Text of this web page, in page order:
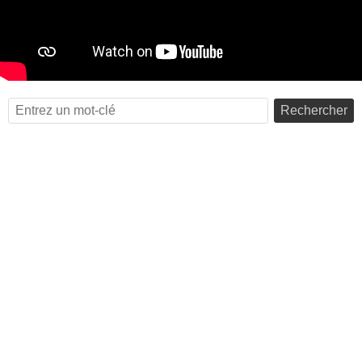
Rechercher